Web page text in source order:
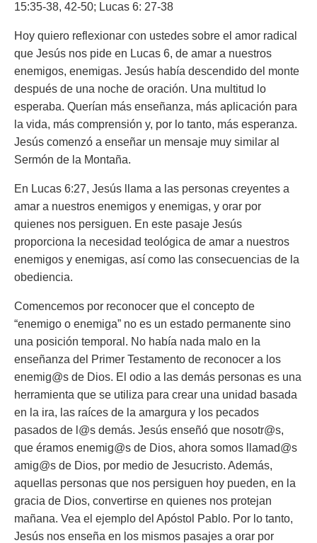
15:35-38, 42-50; Lucas 6: 27-38
Hoy quiero reflexionar con ustedes sobre el amor radical
que Jesús nos pide en Lucas 6, de amar a nuestros
enemigos, enemigas. Jesús había descendido del monte
después de una noche de oración. Una multitud lo
esperaba. Querían más enseñanza, más aplicación para
la vida, más comprensión y, por lo tanto, más esperanza.
Jesús comenzó a enseñar un mensaje muy similar al
Sermón de la Montaña.
En Lucas 6:27, Jesús llama a las personas creyentes a
amar a nuestros enemigos y enemigas, y orar por
quienes nos persiguen. En este pasaje Jesús
proporciona la necesidad teológica de amar a nuestros
enemigos y enemigas, así como las consecuencias de la
obediencia.
Comencemos por reconocer que el concepto de
“enemigo o enemiga” no es un estado permanente sino
una posición temporal. No había nada malo en la
enseñanza del Primer Testamento de reconocer a los
enemig@s de Dios. El odio a las demás personas es una
herramienta que se utiliza para crear una unidad basada
en la ira, las raíces de la amargura y los pecados
pasados de l@s demás. Jesús enseñó que nosotr@s,
que éramos enemig@s de Dios, ahora somos llamad@s
amig@s de Dios, por medio de Jesucristo. Además,
aquellas personas que nos persiguen hoy pueden, en la
gracia de Dios, convertirse en quienes nos protejan
mañana. Vea el ejemplo del Apóstol Pablo. Por lo tanto,
Jesús nos enseña en los mismos pasajes a orar por